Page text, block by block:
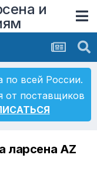
и
всей России.
от поставщиков
ларсена AZ